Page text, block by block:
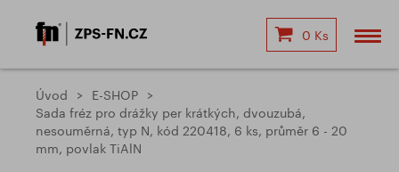
0 Ks
Úvod
E-SHOP
Sada fréz pro drážky per krátkých, dvouzubá,
nesouměrná, typ N, kód 220418, 6 ks, průměr 6 - 20
mm, povlak TiAlN